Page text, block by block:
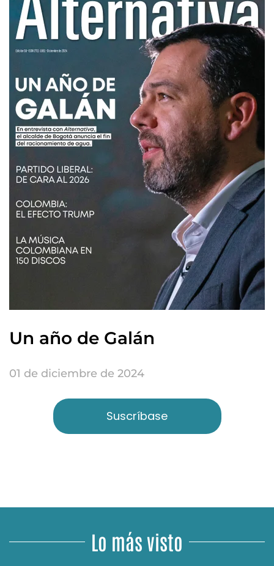
Un año de Galán
01 de diciembre de 2024
Suscríbase
Lo más visto